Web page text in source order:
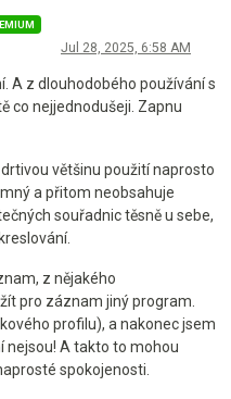
Jul 28, 2025, 6:58 AM
A z dlouhodobého používání s
co nejjednodušeji. Zapnu
většinu použití naprosto
a přitom neobsahuje
souřadnic těsně u sebe,
z nějakého
pro záznam jiný program.
profilu), a nakonec jsem
nejsou! A takto to mohou
spokojenosti.